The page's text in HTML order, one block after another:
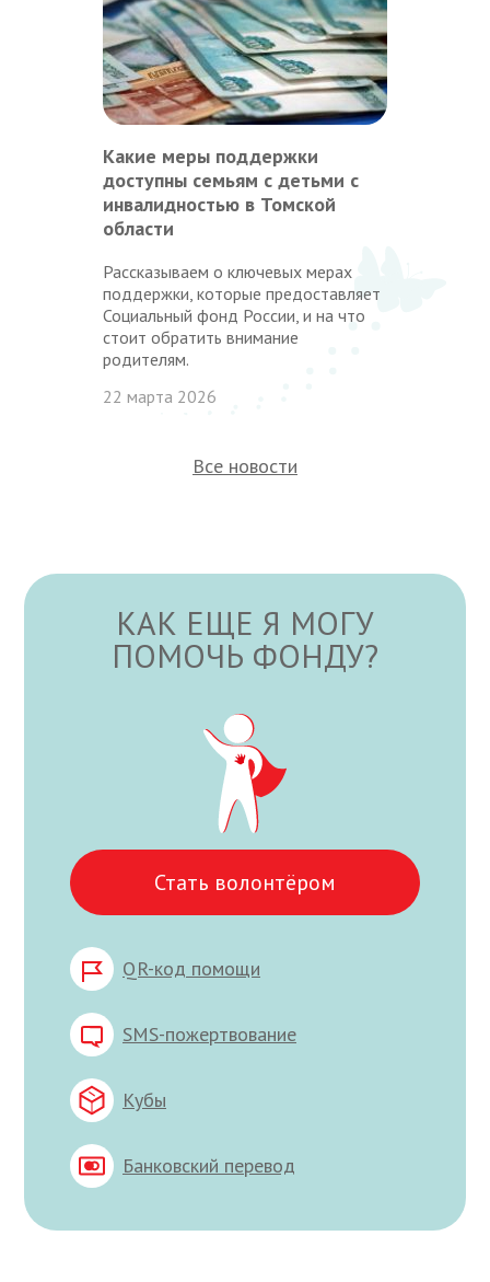
Какие меры поддержки
доступны семьям с детьми с
инвалидностью в Томской
области
Рассказываем о ключевых мерах
поддержки, которые предоставляет
Социальный фонд России, и на что
стоит обратить внимание
родителям.
22 марта 2026
Все новости
КАК ЕЩЕ Я МОГУ
ПОМОЧЬ ФОНДУ?
Стать волонтёром
QR-код помощи
SMS-пожертвование
Кубы
Банковский перевод